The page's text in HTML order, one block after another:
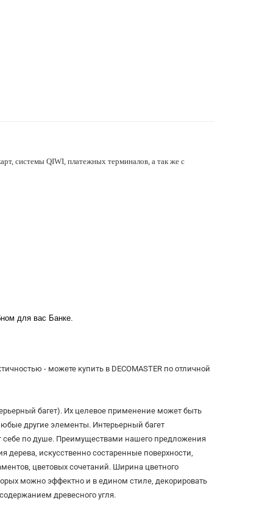
системы QIWI, платежных терминалов, а так же с
для вас Банке.
- можете купить в DECOMASTER по отличной
багет). Их целевое применение может быть
другие элементы. Интерьерный багет
себе по душе. Преимуществами нашего предложения
дерева, искусственно состаренные поверхности,
цветовых сочетаний. Ширина цветного
можно эффектно и в едином стиле, декорировать
древесного угля.